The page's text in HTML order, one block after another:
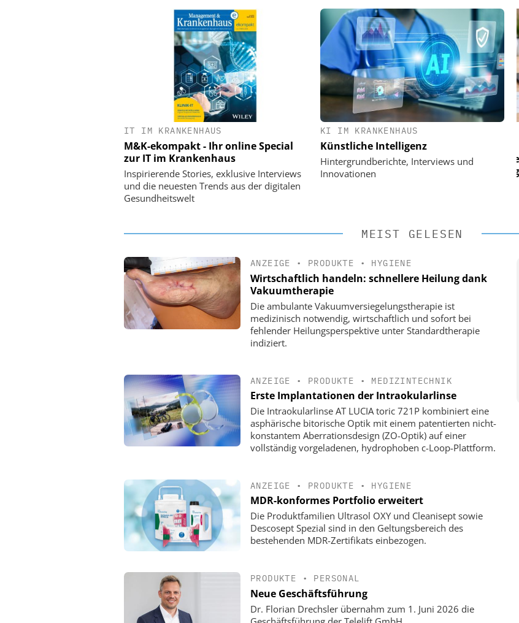
IT IM KRANKENHAUS
M&K-ekompakt - Ihr online Special
zur IT im Krankenhaus
Inspirierende Stories, exklusive Interviews
und die neuesten Trends aus der digitalen
Gesundheitswelt
KI IM KRANKENHAUS
Künstliche Intelligenz
Hintergrundberichte, Interviews und
Innovationen
EASY SOFTWARE AG
Digitalisierung im
Personalmanagement: Von digitaler
Ordnung zur KI-fähigen Steuerung
EASY SOFTWARE AG
Digitalisierung im
Personalmanagement: Von digitaler
Ordnung zur KI-fähigen Steuerung
MEIST GELESEN
ANZEIGE • PRODUKTE • HYGIENE
Wirtschaftlich handeln: schnellere Heilung dank
Vakuumtherapie
Die ambulante Vakuumversiegelungstherapie ist
medizinisch notwendig, wirtschaftlich und sofort bei
fehlender Heilungsperspektive unter Standardtherapie
indiziert.
ANZEIGE • PRODUKTE • MEDIZINTECHNIK
Erste Implantationen der Intraokularlinse
Die Intraokularlinse AT LUCIA toric 721P kombiniert eine
asphärische bitorische Optik mit einem patentierten nicht-
konstantem Aberrationsdesign (ZO-Optik) auf einer
vollständig vorgeladenen, hydrophoben c-Loop-Plattform.
ANZEIGE • PRODUKTE • HYGIENE
MDR-konformes Portfolio erweitert
Die Produktfamilien Ultrasol OXY und Cleanisept sowie
Descosept Spezial sind in den Geltungsbereich des
bestehenden MDR-Zertifikats einbezogen.
PRODUKTE • PERSONAL
Neue Geschäftsführung
Dr. Florian Drechsler übernahm zum 1. Juni 2026 die